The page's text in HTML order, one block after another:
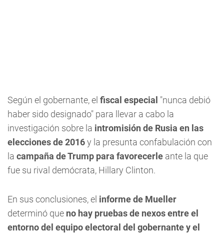
Según el gobernante, el fiscal especial "nunca debió
haber sido designado" para llevar a cabo la
investigación sobre la intromisión de Rusia en las
elecciones de 2016y la presunta confabulación con
la campaña de Trump para favorecerle ante la que
fue su rival demócrata, Hillary Clinton.
En sus conclusiones, el informe de Mueller
determinó que no hay pruebas de nexos entre el
entorno del equipo electoral del gobernante y el